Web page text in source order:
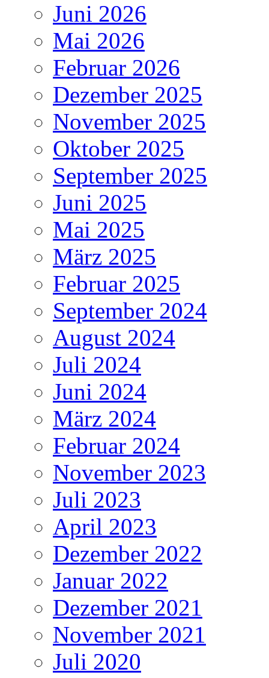
Juni 2026
Mai 2026
Februar 2026
Dezember 2025
November 2025
Oktober 2025
September 2025
Juni 2025
Mai 2025
März 2025
Februar 2025
September 2024
August 2024
Juli 2024
Juni 2024
März 2024
Februar 2024
November 2023
Juli 2023
April 2023
Dezember 2022
Januar 2022
Dezember 2021
November 2021
Juli 2020